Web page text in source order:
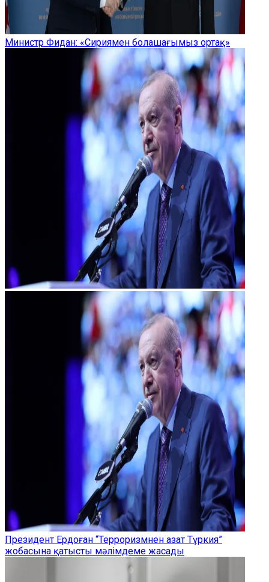
Министр Фидан: «Сириямен болашағымыз ортақ»
Президент Ердоған “Терроризмнен азат Түркия”
жобасына қатысты мәлімдеме жасады